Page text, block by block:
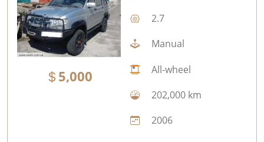
5,000
2.7
Manual
All-wheel
202,000 km
2006